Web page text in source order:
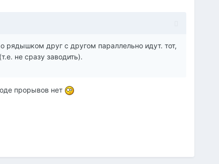
рядышком друг с другом параллельно идут. тот,
не сразу заводить).
прорывов нет